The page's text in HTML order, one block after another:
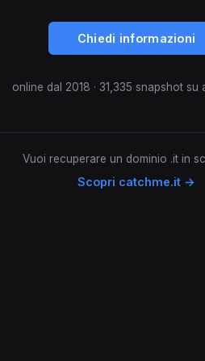
Chiedi informazioni
online dal 2018 · 31,335 snapshot su
Vuoi recuperare un dominio .it in
Scopri catchme.it →